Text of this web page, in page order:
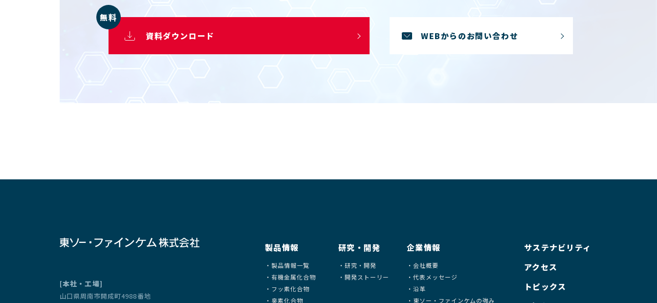
資料ダウンロード
無料
WEBからのお問い合わせ
[本社・工場]
山口県周南市開成町4988番地
製品情報
製品情報一覧
有機金属化合物
フッ素化合物
臭素化合物
研究・開発
研究・開発
開発ストーリー
企業情報
会社概要
代表メッセージ
沿革
東ソー・ファインケムの強み
サステナビリティ
アクセス
トピックス